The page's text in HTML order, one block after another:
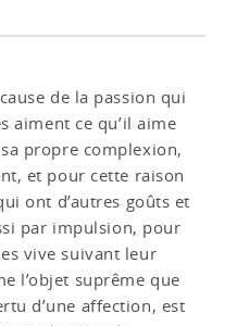
de la passion qui
aiment ce qu’il aime
propre complexion,
et pour cette raison
ont d’autres goûts et
par impulsion, pour
vive suivant leur
l’objet suprême que
d’une affection, est